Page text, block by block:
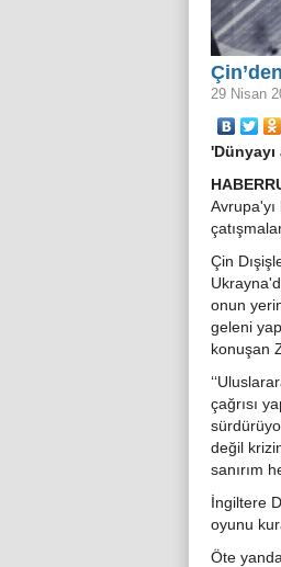
29 Nisan
Avrupa'yı
Çin
onun
geleni
konuşan
çağrısı
değil
sanırım
İngiltere
oyunu
Öte